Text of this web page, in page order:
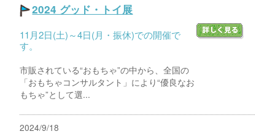
2024 グッド・トイ展
11月2日(土)～4日(月・振休)での開催で
す。
市販されている“おもちゃ”の中から、全国の
「おもちゃコンサルタント」により“優良なお
もちゃ”として選...
2024/9/18